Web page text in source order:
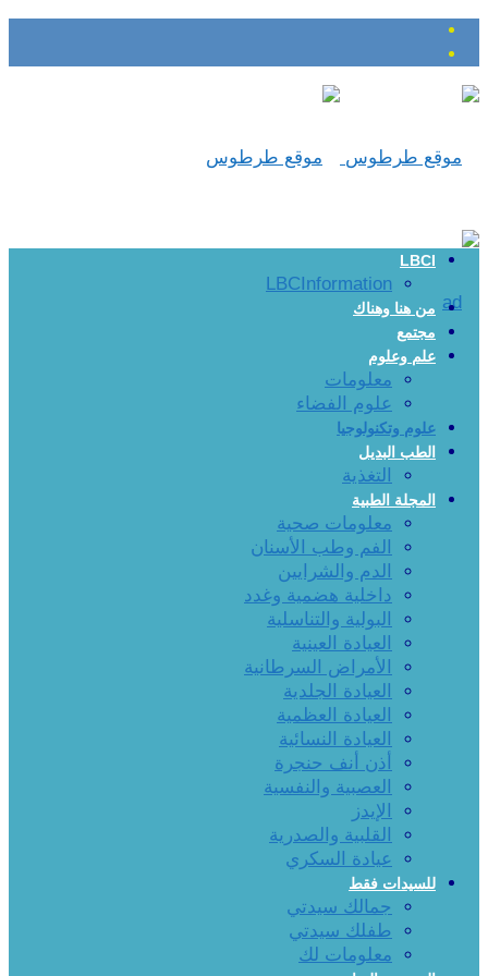
LBCI
LBCInformation
من هنا وهناك
مجتمع
علم وعلوم
معلومات
علوم الفضاء
علوم وتكنولوجيا
الطب البديل
التغذية
المجلة الطبية
معلومات صحية
الفم وطب الأسنان
الدم والشرايين
داخلية هضمية وغدد
البولية والتناسلية
العيادة العينية
الأمراض السرطانية
العيادة الجلدية
العيادة العظمية
العيادة النسائية
أذن أنف حنجرة
العصبية والنفسية
الإيدز
القلبية والصدرية
عيادة السكري
للسيدات فقط
جمالك سيدتي
طفلك سيدتي
معلومات لك